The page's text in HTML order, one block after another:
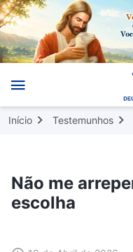
Início Testemunhos
Não me
escolha